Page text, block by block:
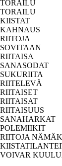
TORAILU
TORAILU
KIISTAT
KAHNAUS
RIITOJA
SOVITAAN
RIITAISA
SANASODAT
SUKURIITA
RIITELEVÄ
RIITAISET
RIITAISAT
RIITAISUUS
SANAHARKAT
POLEMIIKIT
RIITOJA
VOIVAR